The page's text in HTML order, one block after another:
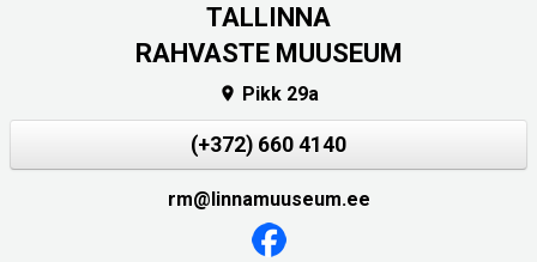
TALLINNA
RAHVASTE MUUSEUM
 Pikk 29a
(+372) 660 4140
rm@linnamuuseum.ee